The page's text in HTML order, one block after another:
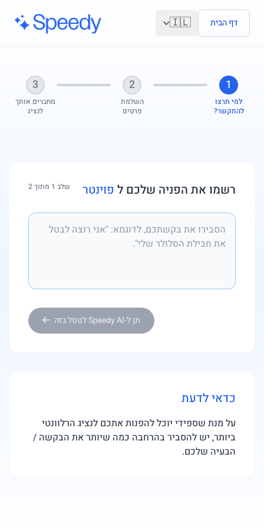
דלג לתוכן הראשי
דף הבית 🇮🇱
1
למי תרצו
להתקשר?
2
השלמת
פרטים
3
מחברים אותך
לנציג
רשמו את הפניה שלכם ל פוינטר שלב 1 מתוך 2
תן ל-Speedy AI לטפל בזה
כדאי לדעת
על מנת שספידי יוכל להפנות אתכם לנציג הרלוונטי
ביותר, יש להסביר בהרחבה כמה שיותר את הבקשה /
הבעיה שלכם.